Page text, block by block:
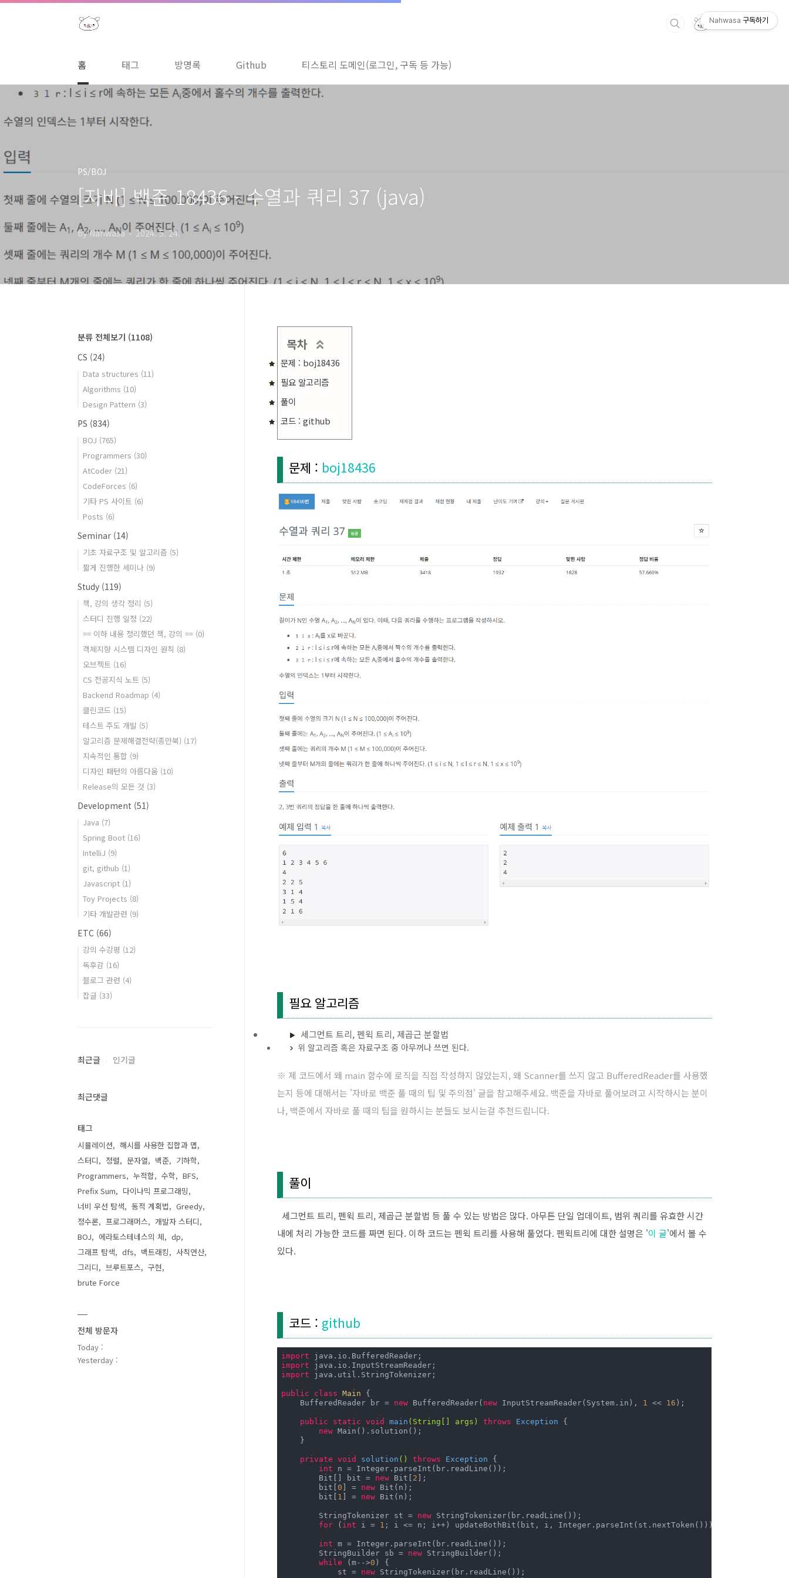
본문 바로가기
홈 태그 방명록 Github 티스토리 도메인(로그인, 구독 등 가능)
PS/BOJ
[자바] 백준 18436 - 수열과 쿼리 37 (java)
by Nahwasa 2024. 5. 24.
목차
문제 : boj18436
필요 알고리즘
풀이
코드 : github
문제 : boj18436
필요 알고리즘
세그먼트 트리, 펜윅 트리, 제곱근 분할법
위 알고리즘 혹은 자료구조 중 아무꺼나 쓰면 된다.
※ 제 코드에서 왜 main 함수에 로직을 직접 작성하지 않았는지, 왜 Scanner를 쓰지 않고 BufferedReader를 사용했
는지 등에 대해서는 '자바로 백준 풀 때의 팁 및 주의점' 글을 참고해주세요. 백준을 자바로 풀어보려고 시작하시는 분이
나, 백준에서 자바로 풀 때의 팁을 원하시는 분들도 보시는걸 추천드립니다.
풀이
세그먼트 트리, 펜윅 트리, 제곱근 분할법 등 풀 수 있는 방법은 많다. 아무튼 단일 업데이트, 범위 쿼리를 유효한 시간
내에 처리 가능한 코드를 짜면 된다. 이하 코드는 펜윅 트리를 사용해 풀었다. 펜윅트리에 대한 설명은 '이 글'에서 볼 수
있다.
코드 : github
import
import
import java.util.StringTokenizer;
public class Main
{
    BufferedReader br =
new BufferedReader( new InputStreamReader(System.in), 1 << 16 );
public static void main (String[] args) throws Exception {
new Main().solution();
    }
private void solution () throws Exception {
int n = Integer.parseInt(br.readLine());
        Bit[] bit =
new Bit[ 2 ];
        bit[
0 ] = new Bit(n);
        bit[
1 ] = new Bit(n);
        StringTokenizer st =
new StringTokenizer(br.readLine());
for ( int i = 1 ; i <= n; i++) updateBothBit(bit, i, Integer.parseInt(st.nextToken()));
int m = Integer.parseInt(br.readLine());
        StringBuilder sb =
new StringBuilder();
while (m-->0 ) {
            st =
new StringTokenizer(br.readLine());
분류 전체보기 (1108)
CS (24)
Data structures (11)
Algorithms (10)
Design Pattern (3)
PS (834)
BOJ (765)
Programmers (30)
AtCoder (21)
CodeForces (6)
기타 PS 사이트 (6)
Posts (6)
Seminar (14)
기초 자료구조 및 알고리즘 (5)
짧게 진행한 세미나 (9)
Study (119)
책, 강의 생각 정리 (5)
스터디 진행 일정 (22)
== 이하 내용 정리했던 책, 강의 == (0)
객체지향 시스템 디자인 원칙 (8)
오브젝트 (16)
CS 전공지식 노트 (5)
Backend Roadmap (4)
클린코드 (15)
테스트 주도 개발 (5)
알고리즘 문제해결전략(종만북) (17)
지속적인 통합 (9)
디자인 패턴의 아름다움 (10)
Release의 모든 것 (3)
Development (51)
Java (7)
Spring Boot (16)
IntelliJ (9)
git, github (1)
Javascript (1)
Toy Projects (8)
기타 개발관련 (9)
ETC (66)
강의 수강평 (12)
독후감 (16)
블로그 관련 (4)
잡글 (33)
최근글 인기글
최근댓글
태그
시뮬레이션
해시를 사용한 집합과 맵
스터디
정렬 문자열 백준
기하학
Programmers
누적합 수학
BFS
Prefix Sum
다이나믹 프로그래밍
너비 우선 탐색
동적 계획법
Greedy
정수론
프로그래머스
개발자 스터디
BOJ
에라토스테네스의 체
dp
그래프 탐색
dfs 백트래킹
사칙연산
그리디
브루트포스
구현
brute Force
전체 방문자
Today :
Yesterday :
Nahwasa 구독하기